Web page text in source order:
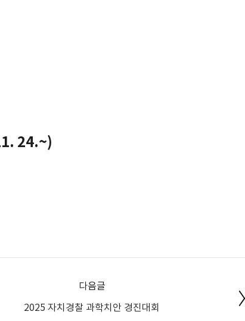
24.~)
다음글
2025 자치경찰 과학치안 경진대회